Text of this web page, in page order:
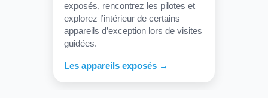
exposés, rencontrez les pilotes et
explorez l’intérieur de certains
appareils d’exception lors de visites
guidées.
Les appareils exposés →